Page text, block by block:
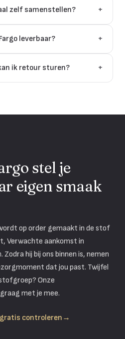
zelf samenstellen? +
leverbaar? +
ik retour sturen? +
stel je
eigen smaak
op order gemaakt in de stof
Verwachte aankomst in
hij bij ons binnen is, nemen
dat jou past. Twijfel
Onze
met je mee.
controleren →